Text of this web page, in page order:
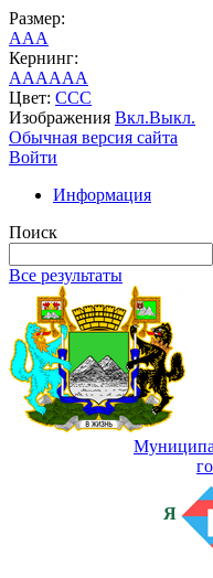
Размер:
AAA
Кернинг:
AAAAAA
Цвет: CCC
Изображения Вкл.Выкл.
Обычная версия сайта
Войти
Информация
Поиск
Все результаты
Я